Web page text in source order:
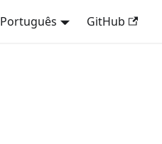
Português GitHub